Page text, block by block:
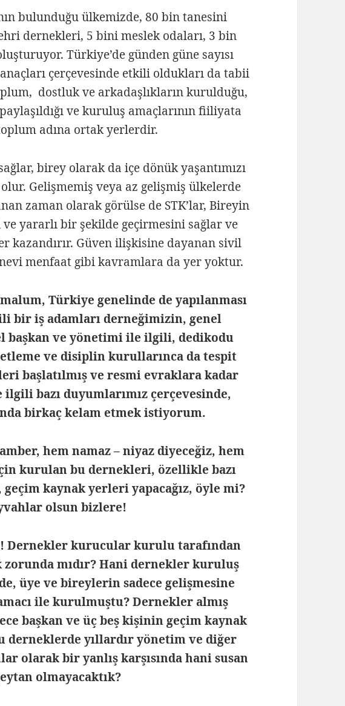
bulunduğu ülkemizde, 80 bin tanesini
dernekleri, 5 bini meslek odaları, 3 bin
Türkiye’de günden güne sayısı
çerçevesinde etkili oldukları da tabii
dostluk ve arkadaşlıkların kurulduğu,
ve kuruluş amaçlarının fiiliyata
adına ortak yerlerdir.
birey olarak da içe dönük yaşantımızı
olur. Gelişmemiş veya az gelişmiş ülkelerde
zaman olarak görülse de STK’lar, Bireyin
yararlı bir şekilde geçirmesini sağlar ve
kazandırır. Güven ilişkisine dayanan sivil
menfaat gibi kavramlara da yer yoktur.
Türkiye genelinde de yapılanması
bir iş adamları derneğimizin, genel
başkan ve yönetimi ile ilgili, dedikodu
ve disiplin kurullarınca da tespit
başlatılmış ve resmi evraklara kadar
bazı duyumlarımız çerçevesinde,
birkaç kelam etmek istiyorum.
hem namaz – niyaz diyeceğiz, hem
kurulan bu dernekleri, özellikle bazı
kaynak yerleri yapacağız, öyle mi?
olsun bizlere!
Dernekler kurucular kurulu tarafından
mıdır? Hani dernekler kuruluş
üye ve bireylerin sadece gelişmesine
ile kurulmuştu? Dernekler almış
başkan ve üç beş kişinin geçim kaynak
derneklerde yıllardır yönetim ve diğer
olarak bir yanlış karşısında hani susan
olmayacaktık?